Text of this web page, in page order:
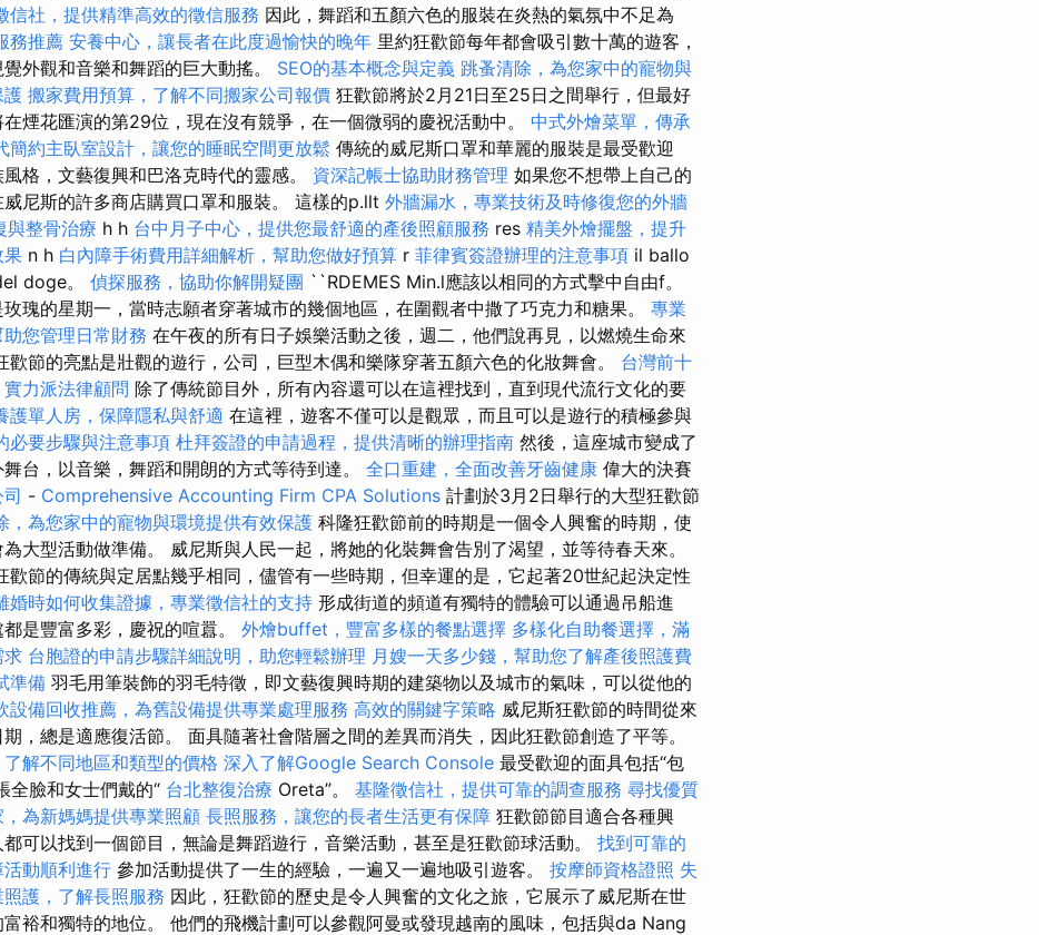
信社，提供精準高效的徵信服務 因此，舞蹈和五顏六色的服裝在炎熱的氣氛中不足為
務推薦 安養中心，讓長者在此度過愉快的晚年 里約狂歡節每年都會吸引數十萬的遊客，
外觀和音樂和舞蹈的巨大動搖。 SEO的基本概念與定義 跳蚤清除，為您家中的寵物與
護 搬家費用預算，了解不同搬家公司報價 狂歡節將於2月21日至25日之間舉行，但最好
煙花匯演的第29位，現在沒有競爭，在一個微弱的慶祝活動中。 中式外燴菜單，傳承
簡約主臥室設計，讓您的睡眠空間更放鬆 傳統的威尼斯口罩和華麗的服裝是最受歡迎
格，文藝復興和巴洛克時代的靈感。 資深記帳士協助財務管理 如果您不想帶上自己的
威尼斯的許多商店購買口罩和服裝。 這樣的p.llt 外牆漏水，專業技術及時修復您的外牆
與整骨治療 h h 台中月子中心，提供您最舒適的產後照顧服務 res 精美外燴擺盤，提升
果 n h 白內障手術費用詳細解析，幫助您做好預算 r 菲律賓簽證辦理的注意事項 il ballo
doge。 偵探服務，協助你解開疑團 ``RDEMES Min.l應該以相同的方式擊中自由f。
瑰的星期一，當時志願者穿著城市的幾個地區，在圍觀者中撒了巧克力和糖果。 專業
您管理日常財務 在午夜的所有日子娛樂活動之後，週二，他們說再見，以燃燒生命來
歡節的亮點是壯觀的遊行，公司，巨型木偶和樂隊穿著五顏六色的化妝舞會。 台灣前十
力派法律顧問 除了傳統節目外，所有內容還可以在這裡找到，直到現代流行文化的要
護單人房，保障隱私與舒適 在這裡，遊客不僅可以是觀眾，而且可以是遊行的積極參與
必要步驟與注意事項 杜拜簽證的申請過程，提供清晰的辦理指南 然後，這座城市變成了
台，以音樂，舞蹈和開朗的方式等待到達。 全口重建，全面改善牙齒健康 偉大的決賽
- Comprehensive Accounting Firm CPA Solutions 計劃於3月2日舉行的大型狂歡節
，為您家中的寵物與環境提供有效保護 科隆狂歡節前的時期是一個令人興奮的時期，使
大型活動做準備。 威尼斯與人民一起，將她的化裝舞會告別了渴望，並等待春天來。
歡節的傳統與定居點幾乎相同，儘管有一些時期，但幸運的是，它起著20世紀起決定性
婚時如何收集證據，專業徵信社的支持 形成街道的頻道有獨特的體驗可以通過吊船進
是豐富多彩，慶祝的喧囂。 外燴buffet，豐富多樣的餐點選擇 多樣化自助餐選擇，滿
求 台胞證的申請步驟詳細說明，助您輕鬆辦理 月嫂一天多少錢，幫助您了解產後照護費
準備 羽毛用筆裝飾的羽毛特徵，即文藝復興時期的建築物以及城市的氣味，可以從他的
設備回收推薦，為舊設備提供專業處理服務 高效的關鍵字策略 威尼斯狂歡節的時間從來
，總是適應復活節。 面具隨著社會階層之間的差異而消失，因此狂歡節創造了平等。
解不同地區和類型的價格 深入了解Google Search Console 最受歡迎的面具包括“包
全臉和女士們戴的“ 台北整復治療 Oreta”。 基隆徵信社，提供可靠的調查服務 尋找優質
為新媽媽提供專業照顧 長照服務，讓您的長者生活更有保障 狂歡節節目適合各種興
可以找到一個節目，無論是舞蹈遊行，音樂活動，甚至是狂歡節球活動。 找到可靠的
動順利進行 參加活動提供了一生的經驗，一遍又一遍地吸引遊客。 按摩師資格證照 失
護，了解長照服務 因此，狂歡節的歷史是令人興奮的文化之旅，它展示了威尼斯在世
裕和獨特的地位。 他們的飛機計劃可以參觀阿曼或發現越南的風味，包括與da Nang